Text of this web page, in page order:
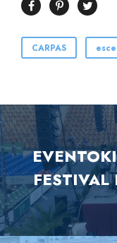
CARPAS
FESTIVAL